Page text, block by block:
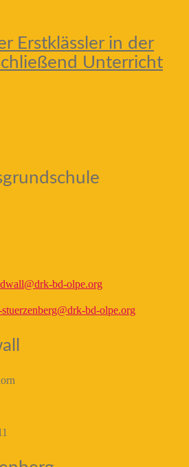
Erstklässler in der
Unterricht
bd-olpe.org
stuerzenberg@drk-bd-olpe.org